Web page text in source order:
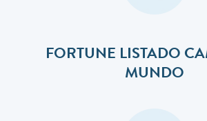
FORTUNE LISTADO
MUNDO